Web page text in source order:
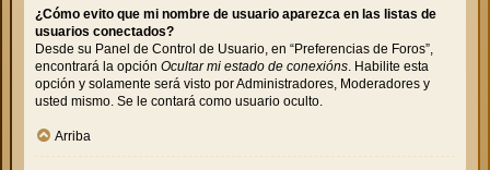
¿Cómo evito que mi nombre de usuario aparezca en las listas de
usuarios conectados?
Desde su Panel de Control de Usuario, en “Preferencias de Foros”,
encontrará la opción Ocultar mi estado de conexións . Habilite esta
opción y solamente será visto por Administradores, Moderadores y
usted mismo. Se le contará como usuario oculto.
Arriba